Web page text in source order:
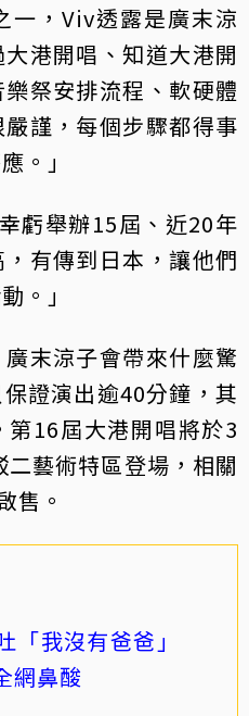
一，Viv透露是廣末涼
港開唱、知道大港開
祭安排流程、軟硬體
謹，每個步驟都得事
。」
虧舉辦15屆、近20年
有傳到日本，讓他們
。」
末涼子會帶來什麼驚
證演出逾40分鐘，其
16屆大港開唱將於3
藝術特區登場，相關
售。
「我沒有爸爸」
網鼻酸